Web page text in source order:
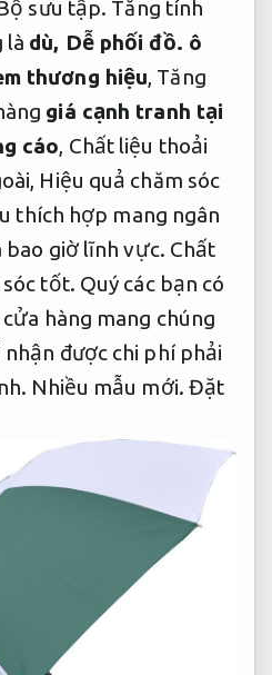
sưu tập. Tăng tính
là dù, Dễ phối đồ. ô
thương hiệu, Tăng
giá cạnh tranh tại
cáo, Chất liệu thoải
Hiệu quả chăm sóc
thích hợp mang ngân
bao giờ lĩnh vực. Chất
sóc tốt. Quý các bạn có
hàng mang chúng
được chi phí phải
Nhiều mẫu mới. Đặt